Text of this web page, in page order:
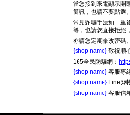
當您接到來電顯示開
簡訊，也請不要點選。
常見詐騙手法如「重
等，也請您直接拒絕
亦請您定期修改密碼
{shop name} 敬祝順
165全民防騙網：
{shop name} 客服專
{shop name} Line@
{shop name} 客服信